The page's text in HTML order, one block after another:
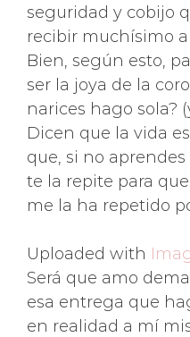
seguridad y cobijo
recibir muchísimo
Bien, según esto,
ser la joya de la
narices hago sola?
Dicen que la vida
que, si no
te la repite para
me la ha repetido
Uploaded with
Será que amo
esa entrega que
en realidad a mí